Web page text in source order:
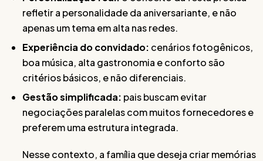
refletir a personalidade da aniversariante, e não
apenas um tema em alta nas redes.
Experiência do convidado: cenários fotogênicos,
boa música, alta gastronomia e conforto são
critérios básicos, e não diferenciais.
Gestão simplificada: pais buscam evitar
negociações paralelas com muitos fornecedores e
preferem uma estrutura integrada.
Nesse contexto, a família que deseja criar memórias